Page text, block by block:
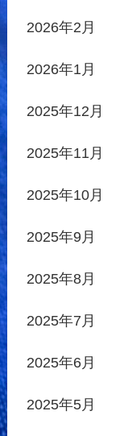
2026年2月
2026年1月
2025年12月
2025年11月
2025年10月
2025年9月
2025年8月
2025年7月
2025年6月
2025年5月